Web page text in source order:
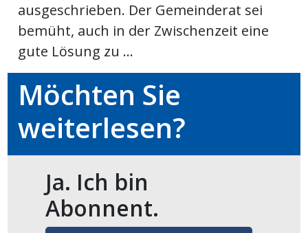
ausgeschrieben. Der Gemeinderat sei
bemüht, auch in der Zwischenzeit eine
gute Lösung zu ...
Möchten Sie
weiterlesen?
Ja. Ich bin
Abonnent.